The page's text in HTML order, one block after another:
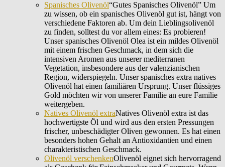
Spanisches Olivenöl“Gutes Spanisches Olivenöl” Um
zu wissen, ob ein spanisches Olivenöl gut ist, hängt von
verschiedene Faktoren ab. Um dein Lieblingsolivenöl
zu finden, solltest du vor allem eines: Es probieren!
Unser spanisches Olivenöl Olea ist ein mildes Olivenöl
mit einem frischen Geschmack, in dem sich die
intensiven Aromen aus unserer mediterranen
Vegetation, insbesondere aus der valenzianischen
Region, widerspiegeln. Unser spanisches extra natives
Olivenöl hat einen familiären Ursprung. Unser flüssiges
Gold möchten wir von unserer Familie an eure Familie
weitergeben.
Natives Olivenöl extraNatives Olivenöl extra ist das
hochwertigste Öl und wird aus den ersten Pressungen
frischer, unbeschädigter Oliven gewonnen. Es hat einen
besonders hohen Gehalt an Antioxidantien und einen
charakteristischen Geschmack.
Olivenöl verschenkenOlivenöl eignet sich hervorragend